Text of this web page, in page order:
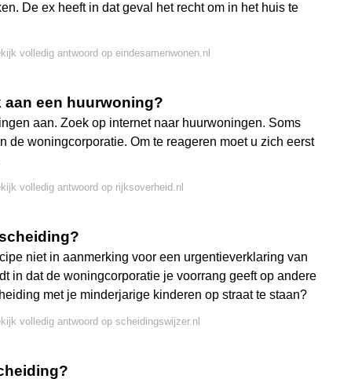
De ex heeft in dat geval het recht om in het huis te
volledig antwoord op eindesamenwonen.nl
een huurwoning?
aan. Zoek op internet naar huurwoningen. Soms
de woningcorporatie. Om te reageren moet u zich eerst
volledig antwoord op rijksoverheid.nl
niet in aanmerking voor een urgentieverklaring van
in dat de woningcorporatie je voorrang geeft op andere
met je minderjarige kinderen op straat te staan?
volledig antwoord op scheidingswijzer.nl